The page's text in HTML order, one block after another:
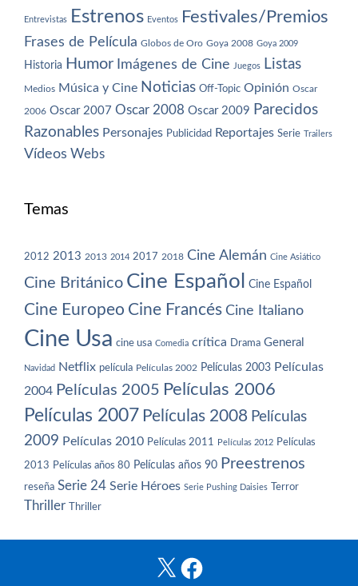
Entrevistas Estrenos Eventos Festivales/Premios
Frases de Película Globos de Oro Goya 2008 Goya 2009
Historia Humor Imágenes de Cine Juegos Listas
Medios Música y Cine Noticias Off-Topic Opinión Oscar
2006 Oscar 2007 Oscar 2008 Oscar 2009 Parecidos
Razonables Personajes Publicidad Reportajes Serie Trailers
Vídeos Webs
Temas
2012 2013 2013 2014 2017 2018 Cine Alemán Cine Asiático
Cine Británico Cine Español Cine Español
Cine Europeo Cine Francés Cine Italiano
Cine Usa cine usa Comedia crítica Drama General
Navidad Netflix película Películas 2002 Películas 2003 Películas
2004 Películas 2005 Películas 2006
Películas 2007 Películas 2008 Películas
2009 Películas 2010 Películas 2011 Películas 2012 Películas
2013 Películas años 80 Películas años 90 Preestrenos
reseña Serie 24 Serie Héroes Serie Pushing Daisies Terror
Thriller Thriller
X Facebook